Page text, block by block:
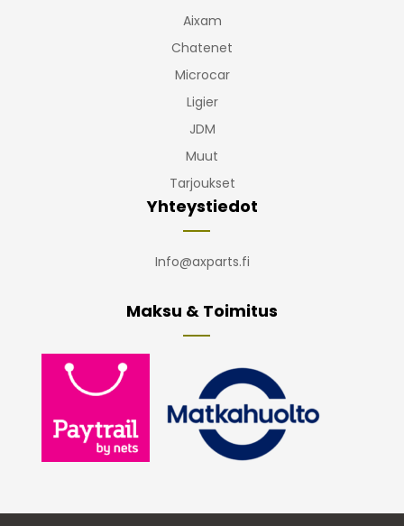
Aixam
Chatenet
Microcar
Ligier
JDM
Muut
Tarjoukset
Yhteystiedot
Info@axparts.fi
Maksu & Toimitus